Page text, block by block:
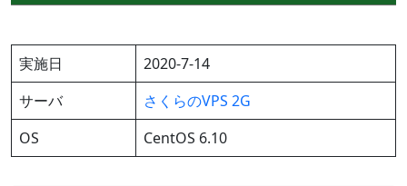
実施日
2020-7-14
サーバ
さくらのVPS 2G
OS
CentOS 6.10